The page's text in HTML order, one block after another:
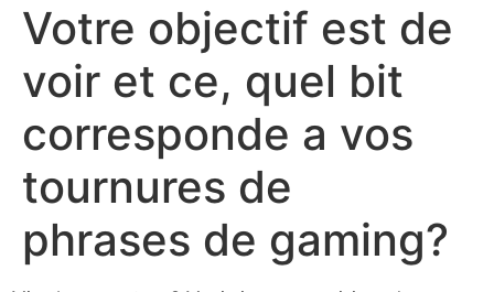
Votre objectif est de
voir et ce, quel bit
corresponde a vos
tournures de
phrases de gaming?